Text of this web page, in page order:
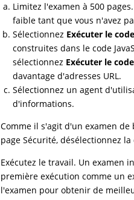
Limitez l'examen à 500
faible tant que vous n'avez
Sélectionnez Exécuter le
construites dans le code
sélectionnez Exécuter le
davantage d'adresses URL.
Sélectionnez un agent
d'informations.
Comme il s'agit d'un examen
page Sécurité, désélectionnez la
Exécutez le travail. Un examen
première exécution comme un
l'examen pour obtenir de